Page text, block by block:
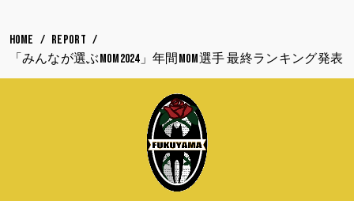
HOME
REPORT
「みんなが選ぶMOM2024」年間MOM選手 最終ランキング発表